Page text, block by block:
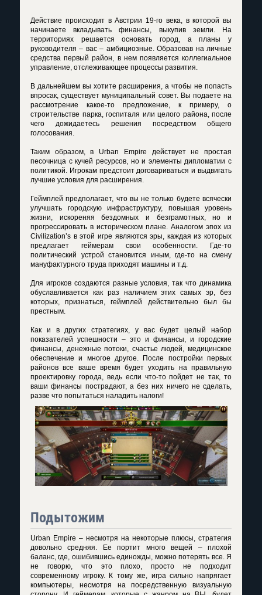
Действие происходит в Австрии 19-го века, в которой вы
начинаете вкладывать финансы, выкупив земли. На
территориях решается основать город, а планы у
руководителя – вас – амбициозные. Образовав на личные
средства первый район, в нем появляется коллегиальное
управление, отслеживающее процессы развития.
В дальнейшем вы хотите расширения, а чтобы не попасть
впросак, существует муниципальный совет. Вы подаете на
рассмотрение какое-то предложение, к примеру, о
строительстве парка, госпиталя или целого района, после
чего дожидаетесь решения посредством общего
голосования.
Таким образом, в Urban Empire действует не простая
песочница с кучей ресурсов, но и элементы дипломатии с
политикой. Игрокам предстоит договариваться и выдвигать
лучшие условия для расширения.
Геймплей предполагает, что вы не только будете всячески
улучшать городскую инфраструктуру, повышая уровень
жизни, искореняя бездомных и безграмотных, но и
прогрессировать в историческом плане. Аналогом эпох из
Civilization’s в этой игре являются эры, каждая из которых
предлагает геймерам свои особенности. Где-то
политический устрой становится иным, где-то на смену
мануфактурного труда приходят машины и т.д.
Для игроков создаются разные условия, так что динамика
обуславливается как раз наличием этих самых эр, без
которых, признаться, геймплей действительно был бы
престным.
Как и в других стратегиях, у вас будет целый набор
показателей успешности – это и финансы, и городские
финансы, денежные потоки, счастье людей, медицинское
обеспечение и многое другое. После постройки первых
районов все ваше время будет уходить на правильную
проектировку города, ведь если что-то пойдет не так, то
ваши финансы пострадают, а без них ничего не сделать,
разве что попытаться наладить налоги!
Подытожим
Urban Empire – несмотря на некоторые плюсы, стратегия
довольно средняя. Ее портит много вещей – плохой
баланс, где, ошибившись единожды, можно потерять все. Я
не говорю, что это плохо, просто не подходит
современному игроку. К тому же, игра сильно напрягает
компьютеры, несмотря на посредственную визуальную